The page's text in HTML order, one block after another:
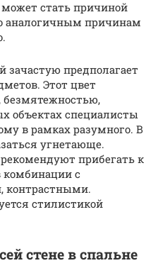
стать причиной
аналогичным причинам
предполагает
Этот цвет
безмятежностью,
объектах специалисты
в рамках разумного. В
угнетающе.
прибегать к
с
контрастными.
стилистикой
стене в спальне